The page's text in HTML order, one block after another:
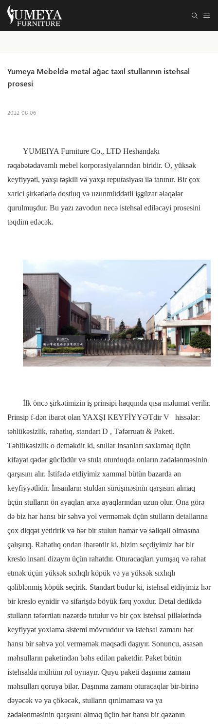
Yumeya Mebeldə metal ağac taxıl stullarının istehsal
prosesi
2022-08-06
YUMEIYA Furniture Co., LTD Heshandakı
rəqabətədavamlı mebel korporasiyalarından biridir. O, yüksək
keyfiyyəti, yaxşı təşkili və yaxşı reputasiyası ilə tanınır. Bir çox
xarici şirkətlərlə dostluq və uzunmüddətli işgüzar əlaqələr
qurulmuşdur. Bu yazı zavodun necə istehsal ediləcəyi prosesini
təqdim edəcək.
İlk öncə şirkətimizin iş prinsipi haqqında qısa məlumat verilir.
Prinsip f-dən ibarət olan YAXŞI KEYFİYYƏTdirV
hissələr:
təhlükəsizlik, rahatlıq, standart D , Təfərruatı & Paketi.
Təhlükəsizlik o deməkdir ki, stullar insanları saxlamaq üçün
kifayət qədər güclüdür və stula oturduqda onların zədələnməsinin
qarşısını alır. İstifadə etdiyimiz xammal bütün bazarda ən
keyfiyyətlidir. İnsanların stuldan sürüşməsinin qarşısını almaq
üçün stulların ön ayaqları arxa ayaqlarından uzun olur. Ona görə
də biz hər hansı bir səhvə yol verməmək üçün stulların detallarına
çox diqqət yetiririk və hər bir stulun hamar və səliqəli olmasına
çalışırıq. Rahatlıq ondan ibarətdir ki, bizim seçdiyimiz hər bir
kreslo insani dizaynı üçün rahatdır. Oturacaqları yumşaq və rahat
etmək üçün yüksək sıxlıqlı köpük və ya yüksək sıxlıqlı
qəliblənmiş köpük seçirik. Standart budur ki, istehsal etdiyimiz hər
bir kreslo eynidir və sifarişdə böyük fərq yoxdur. Detal dedikdə
stulların təfərrüatı nəzərdə tutulur və bir çox istehsal pillələrində
keyfiyyət yoxlama sistemi mövcuddur və istehsal zamanı hər
hansı bir səhvə yol verməmək məqsədi daşıyır. Sonuncu, əsasən
məhsulların paketindən bəhs edilən paketdir. Paket bütün
istehsalda mühüm rol oynayır. Quyu paketi daşınma zamanı
məhsulları qoruya bilər. Daşınma zamanı oturacaqlar bir-birinə
dəyəcək və ya çökəcək, stulların qırılmaması və ya
zədələnməsinin qarşısını almaq üçün hər hansı bir qəzanın